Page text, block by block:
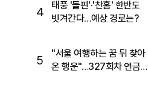
4
태풍 '돌핀'·'찬홈' 한반도
빗겨간다…예상 경로는?
5
"서울 여행하는 꿈 뒤 찾아
온 행운"…327회차 연금